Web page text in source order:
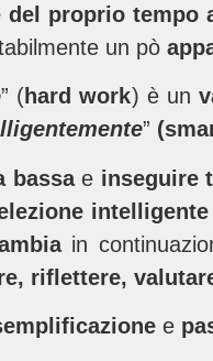
del proprio tempo
un pò
” (hard work) è un
”
bassae inseguire
in
riflettere,
e